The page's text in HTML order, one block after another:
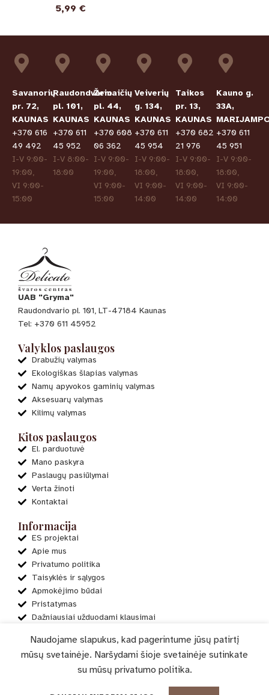
5,99 €
Savanorių
pr. 72,
KAUNAS
+370 616
49 492
I-V 9:00-
19:00,
VI 9:00-
15:00
Raudondvario
pl. 101,
KAUNAS
+370 611
45 952
I-V 8:00-
18:00
Žemaičių
pl. 44,
KAUNAS
+370 608
06 362
I-V 9:00-
19:00,
VI 9:00-
15:00
Veiverių
g. 134,
KAUNAS
+370 611
45 954
I-V 9:00-
18:00,
VI 9:00-
14:00
Taikos
pr. 13,
KAUNAS
+370 682
21 976
I-V 9:00-
18:00,
VI 9:00-
14:00
Kauno g.
33A,
+370 611
45 951
I-V 9:00-
18:00,
VI 9:00-
14:00
UAB "Gryma"
Raudondvario pl. 101, LT-47184 Kaunas
Tel: +370 611 45952
Valyklos paslaugos
Drabužių valymas
Ekologiškas šlapias valymas
Namų apyvokos gaminių valymas
Aksesuarų valymas
Kilimų valymas
Kitos paslaugos
El. parduotuvė
Mano paskyra
Paslaugų pasiūlymai
Verta žinoti
Kontaktai
Informacija
ES projektai
Apie mus
Privatumo politika
Taisyklės ir sąlygos
Apmokėjimo būdai
Pristatymas
Dažniausiai užduodami klausimai
© 2023-2025 „Delicato“. Visos teisės saugomos
Naudojame slapukus, kad pagerintume jūsų patirtį
mūsų svetainėje. Naršydami šioje svetainėje sutinkate
su mūsų privatumo politika.